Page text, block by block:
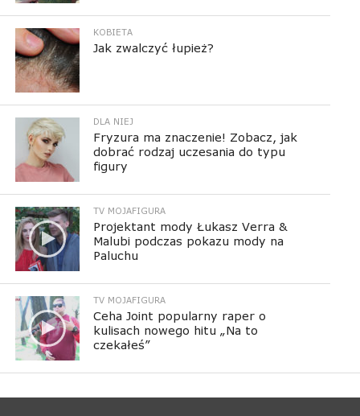
KOBIETA
Jak zwalczyć łupież?
DLA NIEJ
Fryzura ma znaczenie! Zobacz, jak
dobrać rodzaj uczesania do typu
figury
TV MOJAFIGURA
Projektant mody Łukasz Verra &
Malubi podczas pokazu mody na
Paluchu
TV MOJAFIGURA
Ceha Joint popularny raper o
kulisach nowego hitu „Na to
czekałeś”